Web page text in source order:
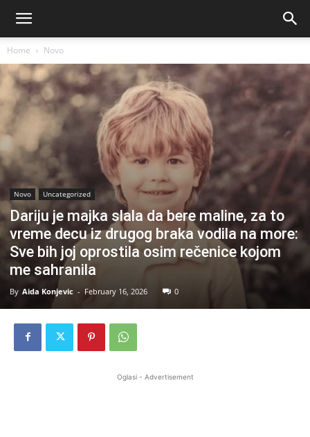
Home Novo
Novo Uncategorized
Dariju je majka slala da bere maline, za to
vreme decu iz drugog braka vodila na more:
Sve bih joj oprostila osim rečenice kojom
me sahranila
By Aida Konjevic - February 16, 2026 0
Oglasi - Advertisement